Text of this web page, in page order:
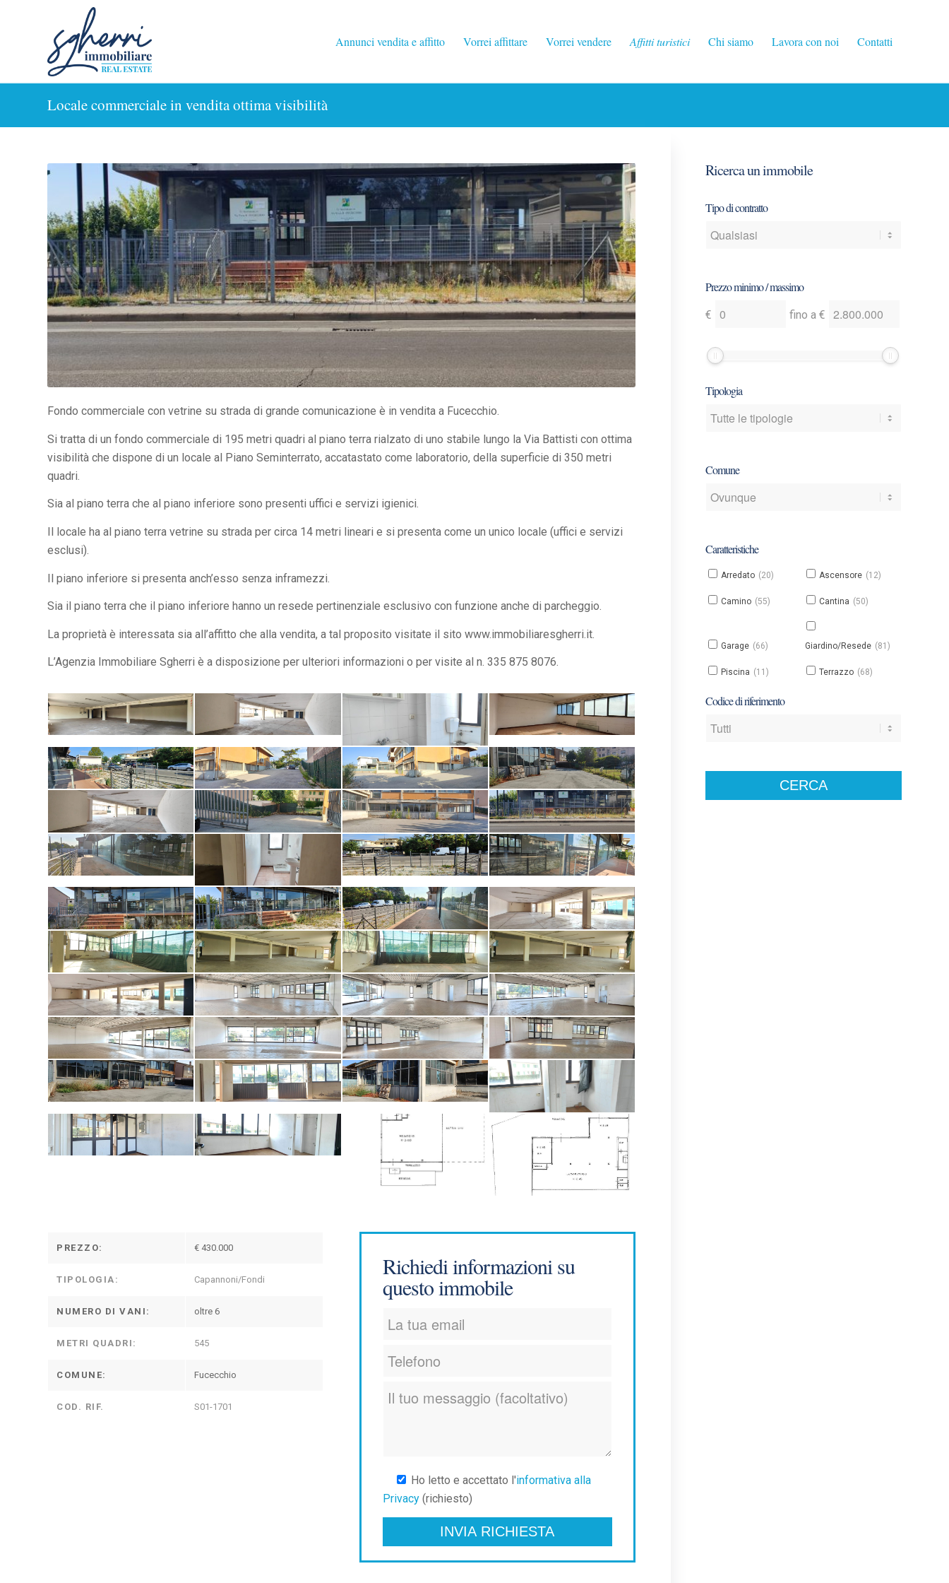
Annunci vendita e affitto Vorrei affittare Vorrei vendere Affitti turistici Chi siamo Lavora con noi Contatti
Locale commerciale in vendita ottima visibilità
Fondo commerciale con vetrine su strada di grande comunicazione è in vendita a Fucecchio.
Si tratta di un fondo commerciale di 195 metri quadri al piano terra rialzato di uno stabile lungo la Via Battisti con ottima
visibilità che dispone di un locale al Piano Seminterrato, accatastato come laboratorio, della superficie di 350 metri
quadri.
Sia al piano terra che al piano inferiore sono presenti uffici e servizi igienici.
Il locale ha al piano terra vetrine su strada per circa 14 metri lineari e si presenta come un unico locale (uffici e servizi
esclusi).
Il piano inferiore si presenta anch’esso senza inframezzi.
Sia il piano terra che il piano inferiore hanno un resede pertinenziale esclusivo con funzione anche di parcheggio.
La proprietà è interessata sia all’affitto che alla vendita, a tal proposito visitate il sito www.immobiliaresgherri.it.
L’Agenzia Immobiliare Sgherri è a disposizione per ulteriori informazioni o per visite al n. 335 875 8076.
PREZZO: € 430.000
TIPOLOGIA: Capannoni/Fondi
NUMERO DI VANI: oltre 6
METRI QUADRI: 545
COMUNE: Fucecchio
COD. RIF. S01-1701
Richiedi informazioni su
questo immobile
Ho letto e accettato l'informativa alla
Privacy(richiesto)
Ricerca un immobile
Tipo di contratto
Prezzo minimo / massimo
€
prezzo
minimo
massimo
fino a€
Tipologia
Comune
Caratteristiche
Arredato (20) Ascensore (12)
Camino (55) Cantina (50)
Garage (66) Giardino/Resede (81)
Piscina (11) Terrazzo (68)
Codice di riferimento